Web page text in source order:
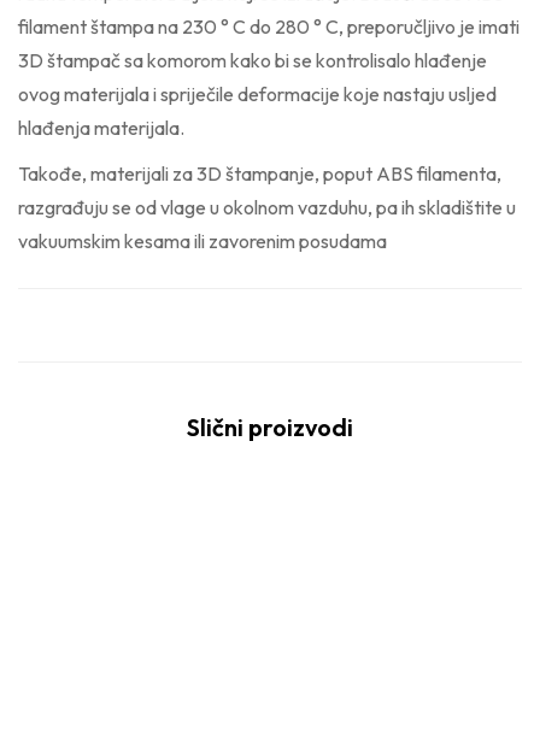
filament štampa na 230 ° C do 280 ° C, preporučljivo je imati
3D štampač sa komorom kako bi se kontrolisalo hlađenje
ovog materijala i spriječile deformacije koje nastaju usljed
hlađenja materijala.
Takođe, materijali za 3D štampanje, poput ABS filamenta,
razgrađuju se od vlage u okolnom vazduhu, pa ih skladištite u
vakuumskim kesama ili zavorenim posudama
Slični proizvodi